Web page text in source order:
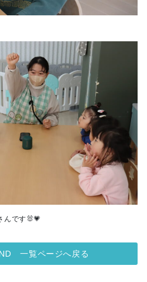
んです🐰💗
一覧ページへ戻る